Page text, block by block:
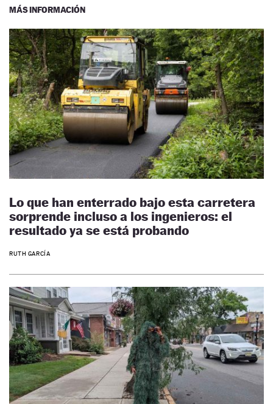
MÁS INFORMACIÓN
Lo que han enterrado bajo esta carretera
sorprende incluso a los ingenieros: el
resultado ya se está probando
RUTH GARCÍA